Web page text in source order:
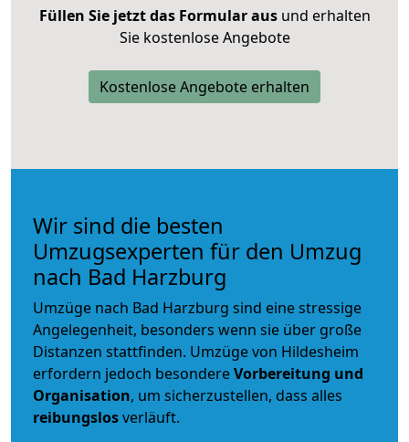
Füllen Sie jetzt das Formular ausund erhalten
Sie kostenlose Angebote
Kostenlose Angebote erhalten
Wir sind die besten
Umzugsexperten für den Umzug
nach Bad Harzburg
Umzüge nach Bad Harzburg sind eine stressige
Angelegenheit, besonders wenn sie über große
Distanzen stattfinden. Umzüge von Hildesheim
erfordern jedoch besondereVorbereitung und
Organisation, um sicherzustellen, dass alles
reibungslosverläuft.